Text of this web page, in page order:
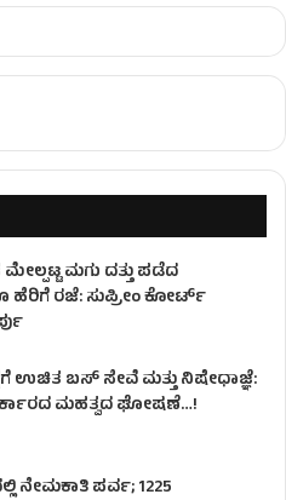
ಮಗು ದತ್ತು ಪಡೆದ
ಹೆರಿಗೆ ರಜೆ: ಸುಪ್ರೀಂ ಕೋರ್ಟ್
ಉಚಿತ ಬಸ್ ಸೇವೆ ಮತ್ತು ನಿಷೇಧಾಜ್ಞೆ:
ಮಹತ್ವದ ಘೋಷಣೆ…!
ನೇಮಕಾತಿ ಪರ್ವ; 1225